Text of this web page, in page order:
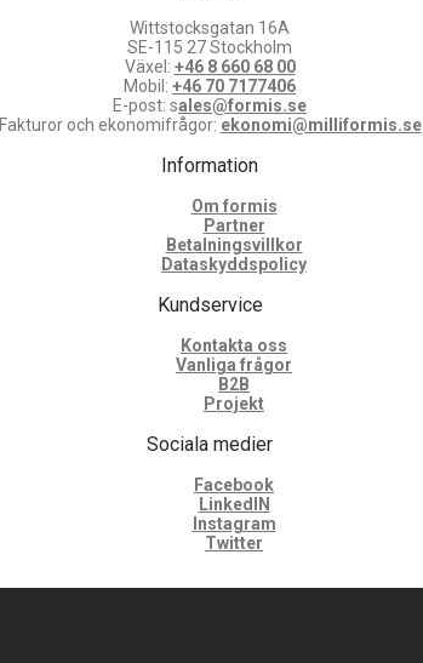
Wittstocksgatan 16A
SE-115 27 Stockholm
Växel: +46 8 660 68 00
Mobil: +46 70 7177406
E-post: sales@formis.se
Fakturor och ekonomifrågor: ekonomi@milliformis.se
Information
Om formis
Partner
Betalningsvillkor
Dataskyddspolicy
Kundservice
Kontakta oss
Vanliga frågor
B2B
Projekt
Sociala medier
Facebook
LinkedIN
Instagram
Twitter